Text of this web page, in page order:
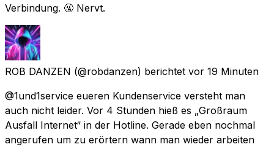
Verbindung. 🤬 Nervt.
ROB DANZEN (@robdanzen) berichtet vor 19 Minuten
@1und1service eueren Kundenservice versteht man
auch nicht leider. Vor 4 Stunden hieß es „Großraum
Ausfall Internet“ in der Hotline. Gerade eben nochmal
angerufen um zu erörtern wann man wieder arbeiten